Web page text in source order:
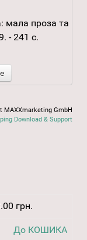
мала проза та
- 241 с.
MAXXmarketing GmbH
Download & Support
грн.
До КОШИКА